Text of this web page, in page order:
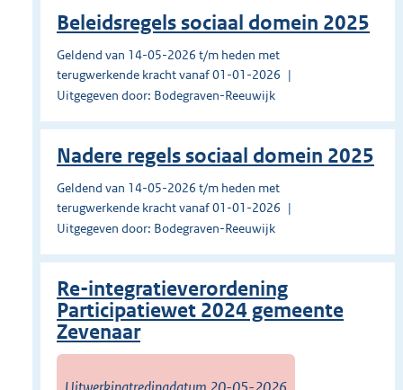
Beleidsregels sociaal domein 2025
Geldend van 14-05-2026 t/m heden met
terugwerkende kracht vanaf 01-01-2026
Uitgegeven door: Bodegraven-Reeuwijk
Nadere regels sociaal domein 2025
Geldend van 14-05-2026 t/m heden met
terugwerkende kracht vanaf 01-01-2026
Uitgegeven door: Bodegraven-Reeuwijk
Re-integratieverordening
Participatiewet 2024 gemeente
Zevenaar